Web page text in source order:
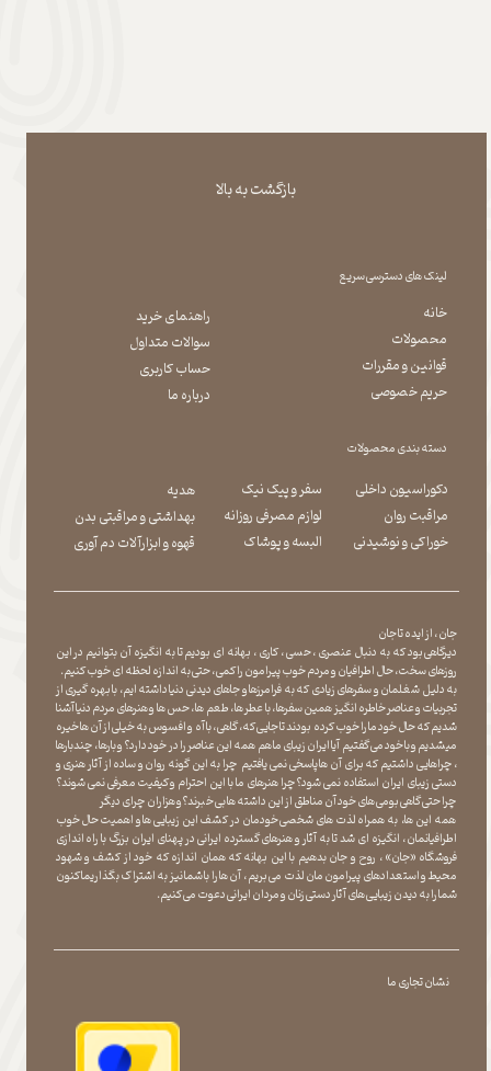
بازگشت به بالا
لینک های دسترسی سریع
دسته بندی محصولات
خانه
محصولات
قوانین و مقررات
حریم خصوصی
راهنمای خرید
سوالات متداول
حساب کاربری
درباره ما
دکوراسیون داخلی
مراقبت روان
​​​​​​​خوراکی و نوشیدنی
سفر و پیک نیک
لوازم مصرفی روزانه
​​​​​​​البسه و پوشاک
هدیه
بهداشتی و مراقبتی بدن
​​​​​​​قهوه و ابزارآلات دم آوری
نشان تجاری ما
جان ، از ایده تا جان
دیرگاهی بود که به دنبال عنصری ، حسی ، کاری ، بهانه ای بودیم تا به انگیزه آن بتوانیم در این
روزهای سخت ، حال اطرافیان و مردم خوب پیرامون را کمی ، حتی به اندازه لحظه ای خوب کنیم.
به دلیل شغلمان و سفرهای زیادی که به فرامرزها و جاهای دیدنی دنیا داشته ایم، با بهره گیری از
تجربیات و عناصر خاطره انگیز همین سفرها ، با عطر ها ، طعم ها ، حس ها و هنرهای مردم دنیا آشنا
شدیم که حال خود ما را خوب کرده بودند تا جایی که، گاهی ، با آه و افسوس به خیلی از آن ها خیره
میشدیم و با خود می گفتیم آیا ایران زیبای ما هم همه این عناصر را در خود دارد؟ و بارها ، چندبارها
، چراهایی داشتیم که برای آن ها پاسخی نمی یافتیم چرا به این گونه روان و ساده از آثار هنری و
دستی زیبای ایران استفاده نمی شود؟چرا هنرهای ما با این احترام و کیفیت معرفی نمی شوند؟
چرا حتی گاهی بومی های خود آن مناطق از این داشته ها بی خبرند؟و هزاران چرای دیگر
​​​​​​​ همه این ها، به همراه لذت های شخصی خودمان در کشف این زیبایی ها و اهمیت حال خوب
اطرافیانمان ، انگیزه ای شد تا به آثار و هنرهای گسترده ایرانی در پهنای ایران بزرگ با راه اندازی
فروشگاه «جان» ، روح و جان بدهیم با این بهانه که همان اندازه که خود از کشف و شهود
محیط و استعدادهای پیرامون مان لذت می بریم ، آن ها را با شما نیز به اشتراک بگذاریماکنون
شما را به دیدن زیبایی های آثار دستی زنان و مردان ایرانی دعوت می کنیم.